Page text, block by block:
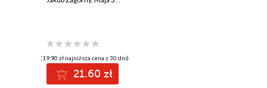
(19,90 zł najniższa cena z 30 dni)
21.60 zł